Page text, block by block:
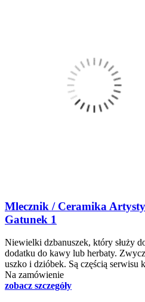
Mlecznik / Ceramika
Gatunek 1
Niewielki dzbanuszek, który służy
dodatku do kawy lub herbaty.
uszko i dzióbek. Są częścią serwisu
Na zamówienie
zobacz szczegóły